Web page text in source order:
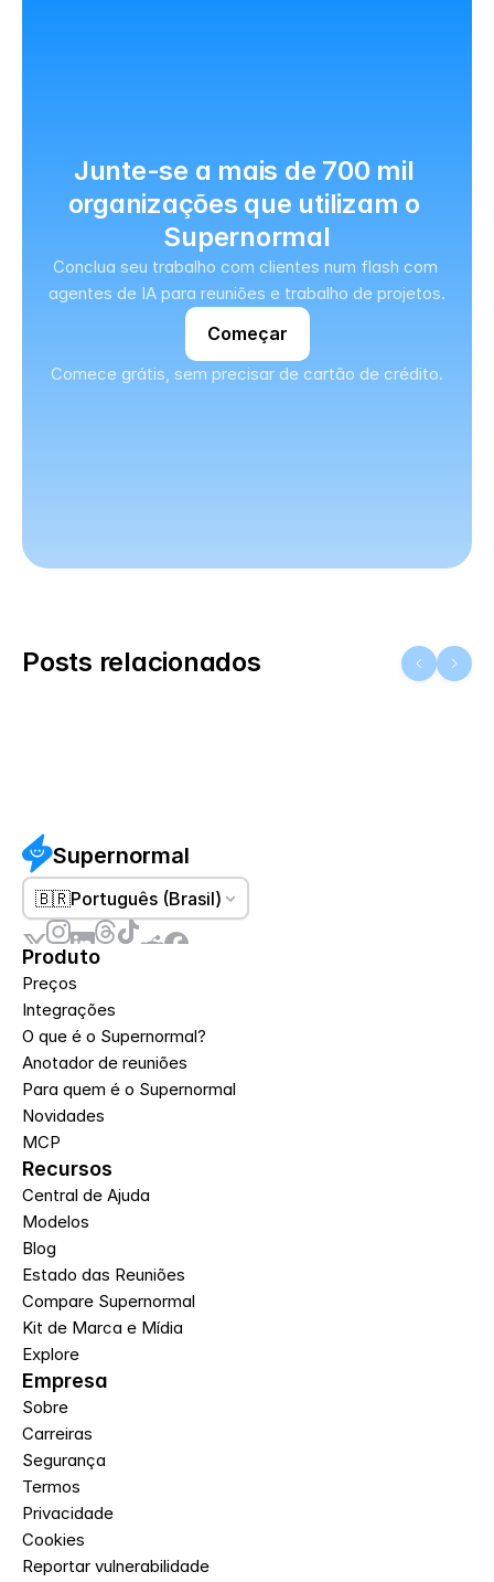
Junte-se a mais de 700 mil
organizações que utilizam o
Supernormal
Conclua seu trabalho com clientes num flash com
agentes de IA para reuniões e trabalho de projetos.
Começar
Comece grátis, sem precisar de cartão de crédito.
Posts relacionados
Supernormal
🇧🇷Português (Brasil)
Produto
Preços
Integrações
O que é o Supernormal?
Anotador de reuniões
Para quem é o Supernormal
Novidades
MCP
Recursos
Central de Ajuda
Modelos
Blog
Estado das Reuniões
Compare Supernormal
Kit de Marca e Mídia
Explore
Empresa
Sobre
Carreiras
Segurança
Termos
Privacidade
Cookies
Reportar vulnerabilidade